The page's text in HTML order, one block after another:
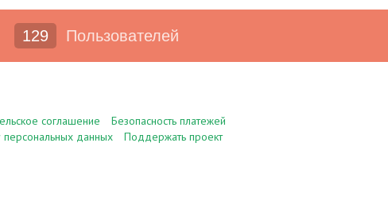
129 Пользователей
соглашение
Безопасность платежей
персональных данных
Поддержать проект